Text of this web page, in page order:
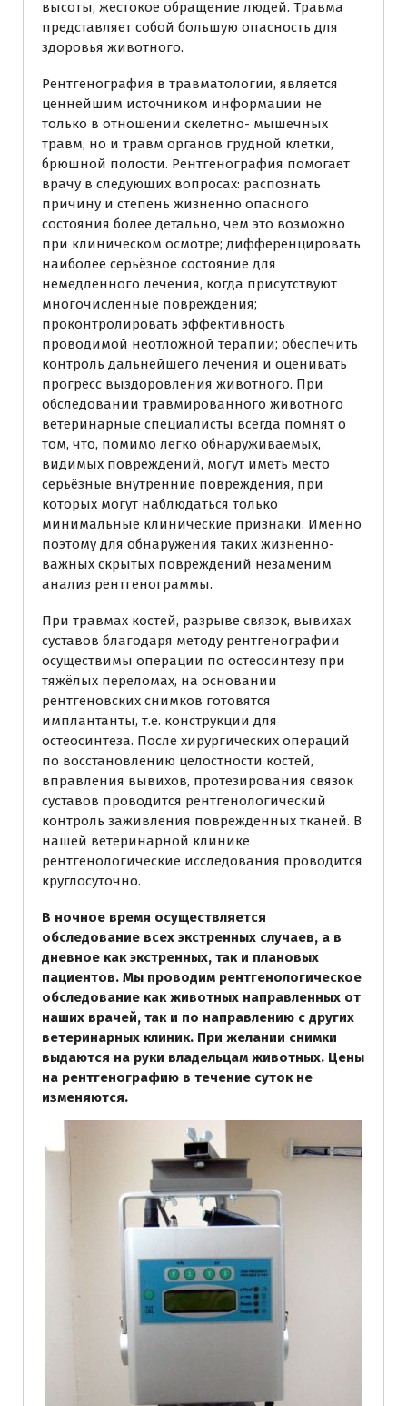
высоты, жестокое обращение людей. Травма
представляет собой большую опасность для
здоровья животного.
Рентгенография в травматологии, является
ценнейшим источником информации не
только в отношении скелетно- мышечных
травм, но и травм органов грудной клетки,
брюшной полости. Рентгенография помогает
врачу в следующих вопросах: распознать
причину и степень жизненно опасного
состояния более детально, чем это возможно
при клиническом осмотре; дифференцировать
наиболее серьёзное состояние для
немедленного лечения, когда присутствуют
многочисленные повреждения;
проконтролировать эффективность
проводимой неотложной терапии; обеспечить
контроль дальнейшего лечения и оценивать
прогресс выздоровления животного. При
обследовании травмированного животного
ветеринарные специалисты всегда помнят о
том, что, помимо легко обнаруживаемых,
видимых повреждений, могут иметь место
серьёзные внутренние повреждения, при
которых могут наблюдаться только
минимальные клинические признаки. Именно
поэтому для обнаружения таких жизненно-
важных скрытых повреждений незаменим
анализ рентгенограммы.
При травмах костей, разрыве связок, вывихах
суставов благодаря методу рентгенографии
осуществимы операции по остеосинтезу при
тяжёлых переломах, на основании
рентгеновских снимков готовятся
имплантанты, т.е. конструкции для
остеосинтеза. После хирургических операций
по восстановлению целостности костей,
вправления вывихов, протезирования связок
суставов проводится рентгенологический
контроль заживления поврежденных тканей. В
нашей ветеринарной клинике
рентгенологические исследования проводится
круглосуточно.
В ночное время осуществляется
обследование всех экстренных случаев, а в
дневное как экстренных, так и плановых
пациентов. Мы проводим рентгенологическое
обследование как животных направленных от
наших врачей, так и по направлению с других
ветеринарных клиник. При желании снимки
выдаются на руки владельцам животных. Цены
на рентгенографию в течение суток не
изменяются.